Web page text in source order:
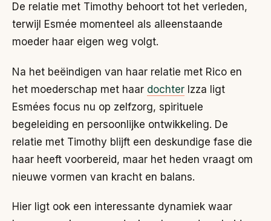
De relatie met Timothy behoort tot het verleden,
terwijl Esmée momenteel als alleenstaande
moeder haar eigen weg volgt.
Na het beëindigen van haar relatie met Rico en
het moederschap met haar dochter Izza ligt
Esmées focus nu op zelfzorg, spirituele
begeleiding en persoonlijke ontwikkeling. De
relatie met Timothy blijft een deskundige fase die
haar heeft voorbereid, maar het heden vraagt om
nieuwe vormen van kracht en balans.
Hier ligt ook een interessante dynamiek waar